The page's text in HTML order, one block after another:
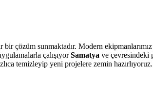
çözüm sunmaktadır. Modern
çalışıyorSamatya ve çevresindeki
temizleyip yeni projelere zemin